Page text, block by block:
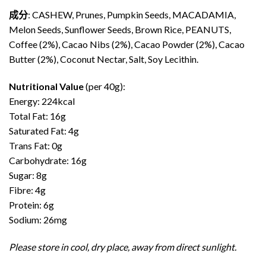
成分: CASHEW, Prunes, Pumpkin Seeds, MACADAMIA,
Melon Seeds, Sunflower Seeds, Brown Rice, PEANUTS,
Coffee (2%), Cacao Nibs (2%), Cacao Powder (2%), Cacao
Butter (2%), Coconut Nectar, Salt, Soy Lecithin.
Nutritional Value(per 40g):
Energy: 224kcal
Total Fat: 16g
Saturated Fat: 4g
Trans Fat: 0g
Carbohydrate: 16g
Sugar: 8g
Fibre: 4g
Protein: 6g
Sodium: 26mg
Please store in cool, dry place, away from direct sunlight.